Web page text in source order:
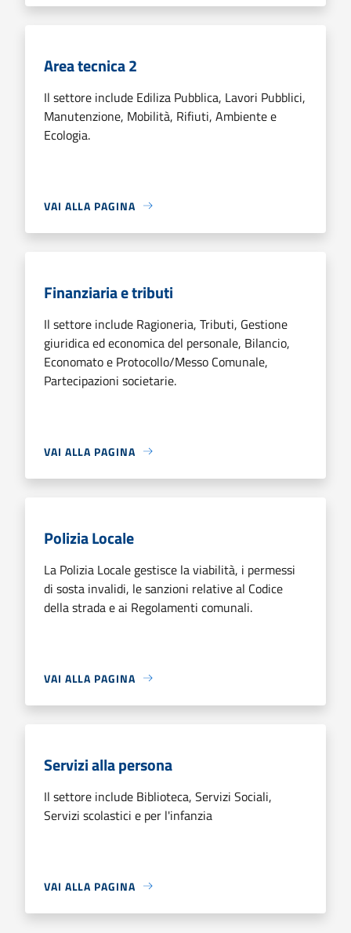
Area tecnica 2
Il settore include Ediliza Pubblica, Lavori Pubblici,
Manutenzione, Mobilità, Rifiuti, Ambiente e
Ecologia.
VAI ALLA PAGINA
Finanziaria e tributi
Il settore include Ragioneria, Tributi, Gestione
giuridica ed economica del personale, Bilancio,
Economato e Protocollo/Messo Comunale,
Partecipazioni societarie.
VAI ALLA PAGINA
Polizia Locale
La Polizia Locale gestisce la viabilità, i permessi
di sosta invalidi, le sanzioni relative al Codice
della strada e ai Regolamenti comunali.
VAI ALLA PAGINA
Servizi alla persona
Il settore include Biblioteca, Servizi Sociali,
Servizi scolastici e per l'infanzia
VAI ALLA PAGINA